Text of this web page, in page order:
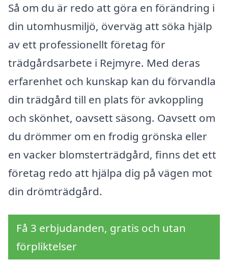
Så om du är redo att göra en förändring i
din utomhusmiljö, överväg att söka hjälp
av ett professionellt företag för
trädgårdsarbete i Rejmyre. Med deras
erfarenhet och kunskap kan du förvandla
din trädgård till en plats för avkoppling
och skönhet, oavsett säsong. Oavsett om
du drömmer om en frodig grönska eller
en vacker blomsterträdgård, finns det ett
företag redo att hjälpa dig på vägen mot
din drömträdgård.
Få 3 erbjudanden, gratis och utan
förpliktelser